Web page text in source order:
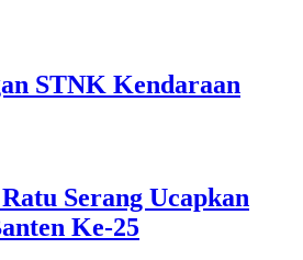
STNK Kendaraan
Serang Ucapkan
Ke-25